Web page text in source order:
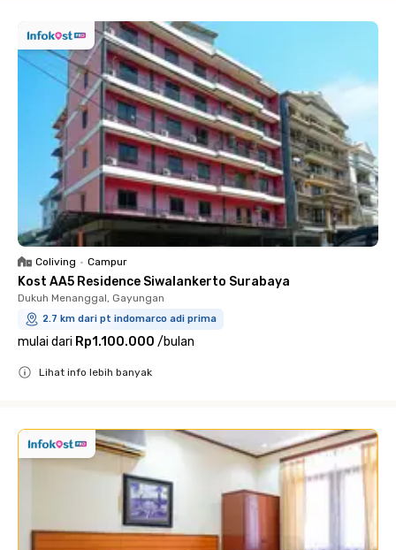
Coliving • Campur
Kost AA5 Residence Siwalankerto Surabaya
Dukuh Menanggal, Gayungan
2.7 km dari pt indomarco adi prima
mulai dari Rp1.100.000 /bulan
Lihat info lebih banyak